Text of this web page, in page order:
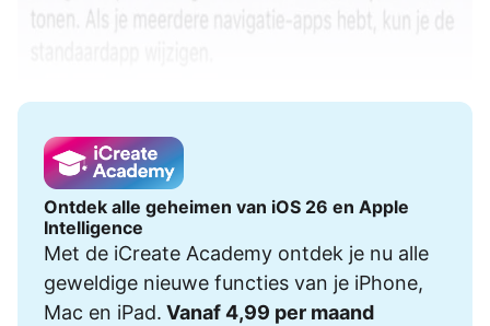
Ontdek alle geheimen van iOS 26 en Apple
Intelligence
Met de iCreate Academy ontdek je nu alle
geweldige nieuwe functies van je iPhone,
Mac en iPad. Vanaf 4,99 per maand